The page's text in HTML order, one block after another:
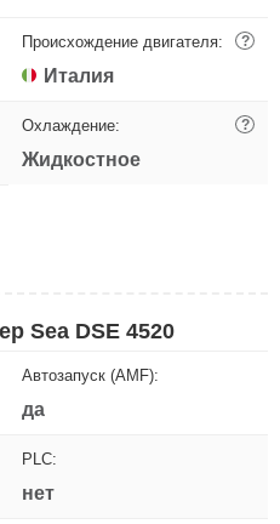
Происхождение двигателя: ?
Италия
Охлаждение: ?
Жидкостное
Sea DSE 4520
Автозапуск (AMF):
да
PLC:
нет